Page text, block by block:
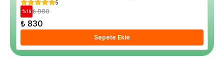
5
%16 ₺ 990
₺ 830
Sepete Ekle